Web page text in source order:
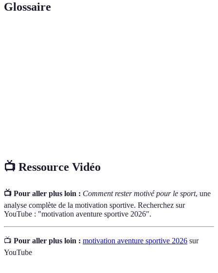
Glossaire
📺 Ressource Vidéo
📺 Pour aller plus loin : Comment rester motivé pour le sport, une
analyse complète de la motivation sportive. Recherchez sur
YouTube : "motivation aventure sportive 2026".
📺 Pour aller plus loin : motivation aventure sportive 2026 sur
YouTube